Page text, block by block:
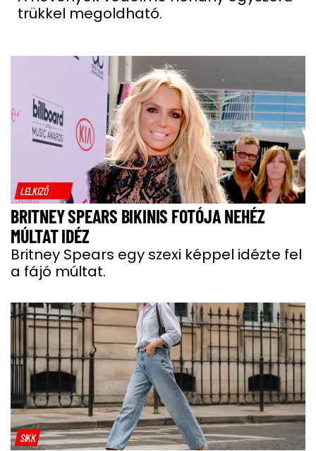
trükkel megoldható.
LELKIZŐ
BRITNEY SPEARS BIKINIS FOTÓJA NEHÉZ
MÚLTAT IDÉZ
Britney Spears egy szexi képpel idézte fel
a fájó múltat.
SIKK